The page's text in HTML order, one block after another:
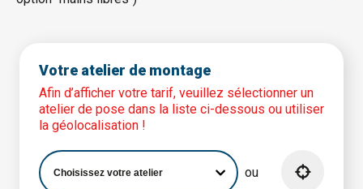
Votre atelier de montage
Afin d’afficher votre tarif, veuillez sélectionner un
atelier de pose dans la liste ci-dessous ou utiliser
la géolocalisation !
ou